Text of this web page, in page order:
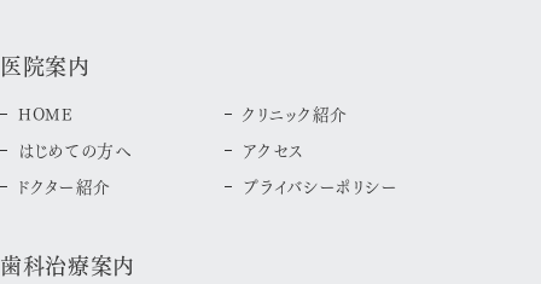
医院案内
HOME
はじめての方へ
ドクター紹介
クリニック紹介
アクセス
プライバシーポリシー
歯科治療案内